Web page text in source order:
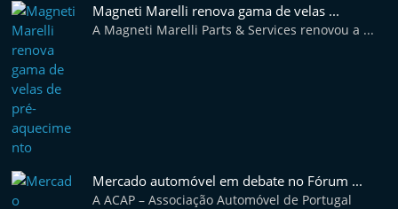
P
o
l
Magneti Marelli renova gama de velas ...
A Magneti Marelli Parts & Services renovou a ...
Mercado automóvel em debate no Fórum ...
A ACAP – Associação Automóvel de Portugal